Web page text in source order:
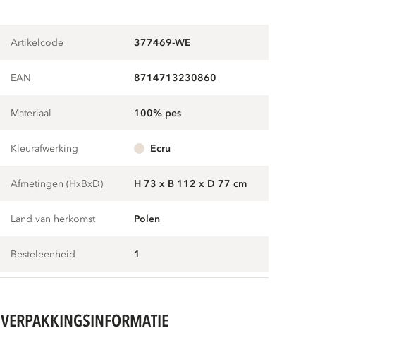
Artikelcode 377469-WE
EAN 8714713230860
Materiaal 100% pes
Kleurafwerking ecru
Afmetingen (HxBxD) H 73 x B 112 x D 77 cm
Land van herkomst Polen
Besteleenheid 1
VERPAKKINGSINFORMATIE